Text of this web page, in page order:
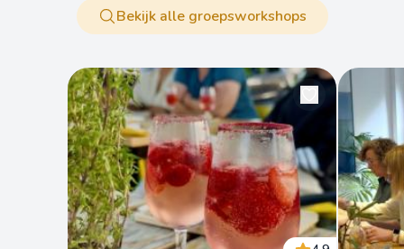
Bekijk alle groepsworkshops